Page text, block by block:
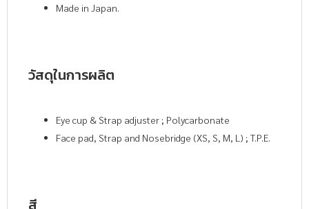
Made in Japan.
วัสดุในการผลิต
Eye cup & Strap adjuster ; Polycarbonate
Face pad, Strap and Nosebridge (XS, S, M, L) ; T.P.E.
สี